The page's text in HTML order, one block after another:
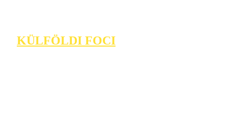
KÜLFÖLDI FOCI